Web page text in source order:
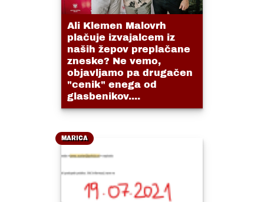
Ali Klemen Malovrh
plačuje izvajalcem iz
naših žepov preplačane
zneske? Ne vemo,
objavljamo pa drugačen
"cenik" enega od
glasbenikov....
MARICA